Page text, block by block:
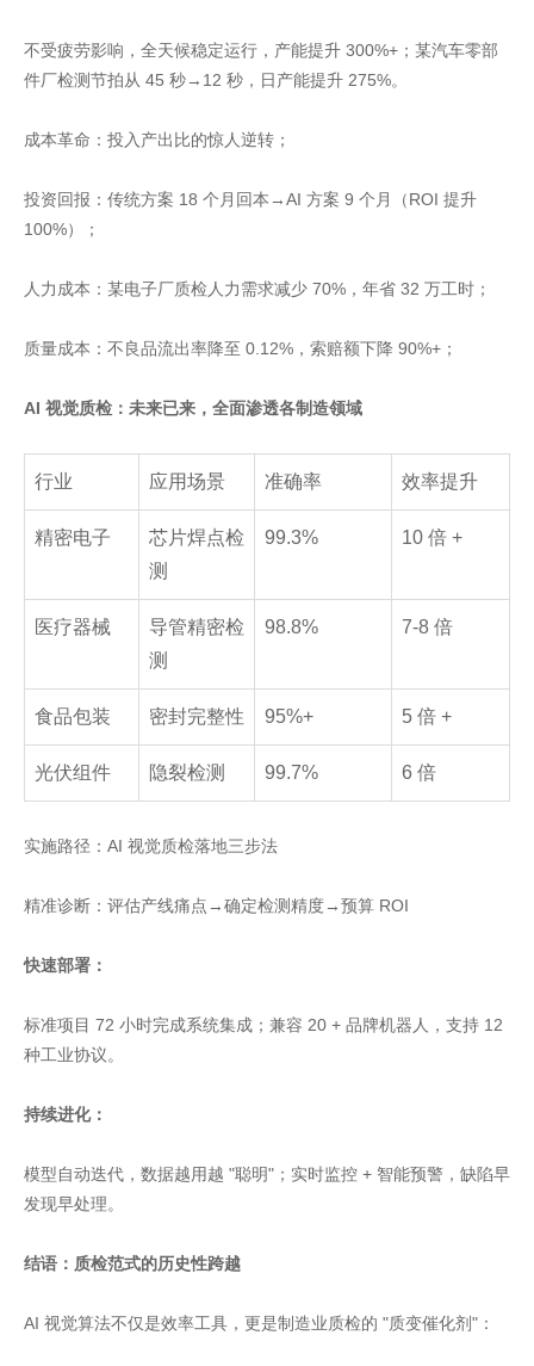
不受疲劳影响，全天候稳定运行，产能提升 300%+；某汽车零部
件厂检测节拍从 45 秒→12 秒，日产能提升 275%。
成本革命：投入产出比的惊人逆转；
投资回报：传统方案 18 个月回本→AI 方案 9 个月（ROI 提升
100%）；
人力成本：某电子厂质检人力需求减少 70%，年省 32 万工时；
质量成本：不良品流出率降至 0.12%，索赔额下降 90%+；
AI 视觉质检：未来已来，全面渗透各制造领域
行业 应用场景 准确率 效率提升
精密电子
芯片焊点检
测
99.3% 10 倍 +
医疗器械
导管精密检
测
98.8% 7-8 倍
食品包装 密封完整性 95%+ 5 倍 +
光伏组件 隐裂检测 99.7% 6 倍
实施路径：AI 视觉质检落地三步法
精准诊断：评估产线痛点→确定检测精度→预算 ROI
快速部署：
标准项目 72 小时完成系统集成；兼容 20 + 品牌机器人，支持 12
种工业协议。
持续进化：
模型自动迭代，数据越用越 "聪明"；实时监控 + 智能预警，缺陷早
发现早处理。
结语：质检范式的历史性跨越
AI 视觉算法不仅是效率工具，更是制造业质检的 "质变催化剂"：